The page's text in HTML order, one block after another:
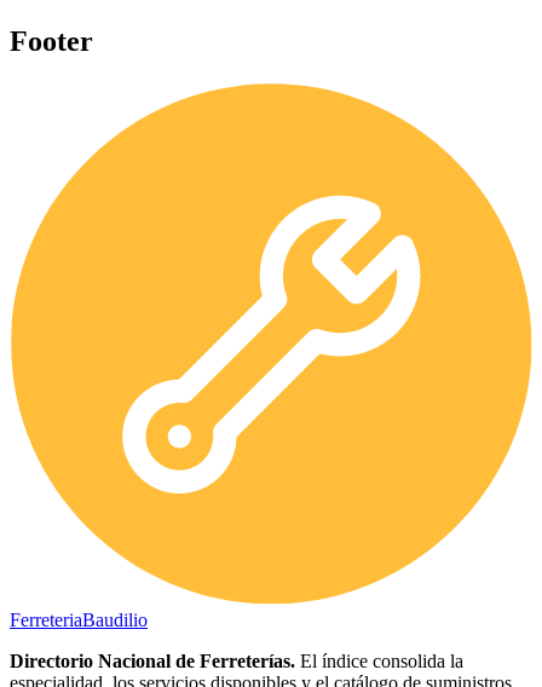
Footer
FerreteriaBaudilio
Directorio Nacional de Ferreterías. El índice consolida la
especialidad, los servicios disponibles y el catálogo de suministros